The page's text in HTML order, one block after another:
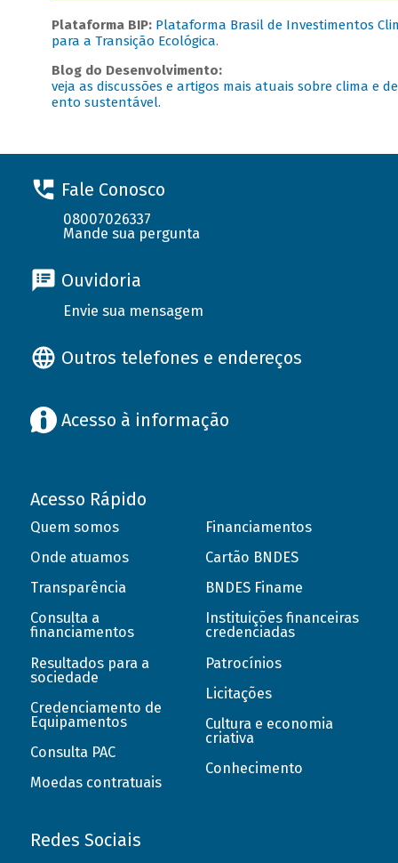
Plataforma BIP: Plataforma Brasil de Investimentos
para a Transição Ecológica.
Blog do Desenvolvimento:
veja as discussões e artigos mais atuais sobre clima e
ento sustentável.
Fale Conosco
08007026337
Mande sua pergunta
Ouvidoria
Envie sua mensagem
Outros telefones e endereços
Acesso à informação
Acesso Rápido
Quem somos
Onde atuamos
Transparência
Consulta a
financiamentos
Resultados para a
sociedade
Credenciamento de
Equipamentos
Consulta PAC
Moedas contratuais
Financiamentos
Cartão BNDES
BNDES Finame
Instituições financeiras
credenciadas
Patrocínios
Licitações
Cultura e economia
criativa
Conhecimento
Redes Sociais